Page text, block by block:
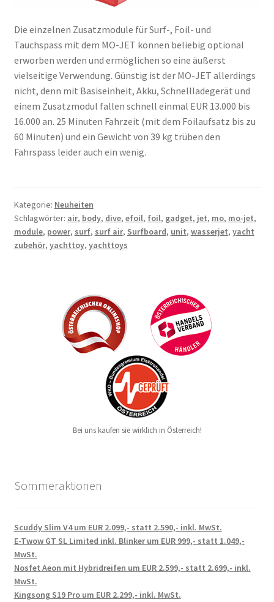
Die einzelnen Zusatzmodule für Surf-, Foil- und
Tauchspass mit dem MO-JET können beliebig optional
erworben werden und ermöglichen so eine äußerst
vielseitige Verwendung. Günstig ist der MO-JET allerdings
nicht, denn mit Basiseinheit, Akku, Schnellladegerät und
einem Zusatzmodul fallen schnell einmal EUR 13.000 bis
16.000 an. 25 Minuten Fahrzeit (mit dem Foilaufsatz bis zu
60 Minuten) und ein Gewicht von 39 kg trüben den
Fahrspass leider auch ein wenig.
Kategorie: Neuheiten
Schlagwörter: air, body, dive, efoil, foil, gadget, jet, mo, mo-jet,
module, power, surf, surf air, Surfboard, unit, wasserjet, yacht
zubehör, yachttoy, yachttoys
Bei uns kaufen sie wirklich in Österreich!
Sommeraktionen
Scuddy Slim V4 um EUR 2.099,- statt 2.590,- inkl. MwSt.
E-Twow GT SL Limited inkl. Blinker um EUR 999,- statt 1.049,-
MwSt.
Nosfet Aeon mit Hybridreifen um EUR 2.599,- statt 2.699,- inkl.
MwSt.
Kingsong S19 Pro um EUR 2.299,- inkl. MwSt.